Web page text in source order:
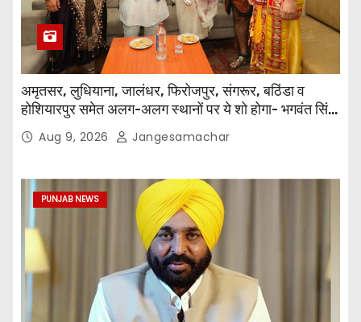
अमृतसर, लुधियाना, जालंधर, फिरोजपुर, संगरूर, बठिंडा व
होशियारपुर समेत अलग-अलग स्थानों पर ये शो होगा- भगवंत सिंह
मान Aug 9, 2026 Jangesamachar
PUNJAB NEWS